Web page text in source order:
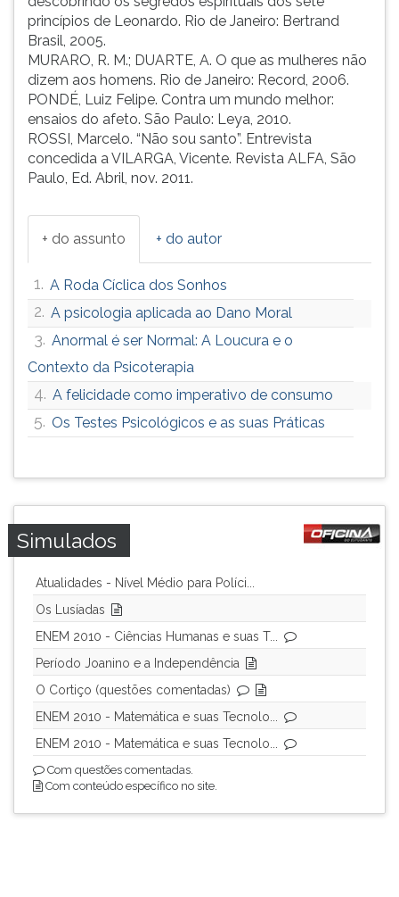
princípios de Leonardo. Rio de Janeiro: Bertrand
Brasil, 2005.
MURARO, R. M.; DUARTE, A. O que as mulheres não
dizem aos homens. Rio de Janeiro: Record, 2006.
PONDÉ, Luiz Felipe. Contra um mundo melhor:
ensaios do afeto. São Paulo: Leya, 2010.
ROSSI, Marcelo. “Não sou santo”. Entrevista
concedida a VILARGA, Vicente. Revista ALFA, São
Paulo, Ed. Abril, nov. 2011.
+ do assunto + do autor
1. A Roda Cíclica dos Sonhos
2. A psicologia aplicada ao Dano Moral
3. Anormal é ser Normal: A Loucura e o
Contexto da Psicoterapia
4. A felicidade como imperativo de consumo
5. Os Testes Psicológicos e as suas Práticas
Simulados
Atualidades - Nível Médio para Políci...
Os Lusíadas
ENEM 2010 - Ciências Humanas e suas T...
Período Joanino e a Independência
O Cortiço (questões comentadas)
ENEM 2010 - Matemática e suas Tecnolo...
ENEM 2010 - Matemática e suas Tecnolo...
Com questões comentadas.
Com conteúdo específico no site.